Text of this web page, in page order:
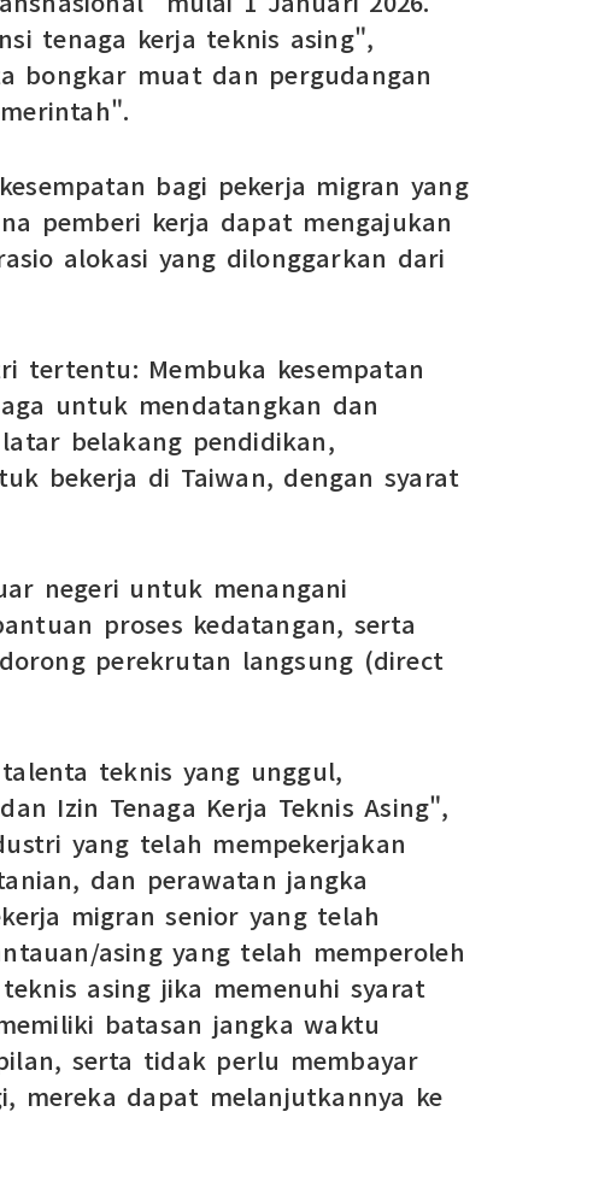
tenaga kerja teknis asing",
bongkar muat dan pergudangan
bagi pekerja migran yang
pemberi kerja dapat mengajukan
alokasi yang dilonggarkan dari
tertentu: Membuka kesempatan
untuk mendatangkan dan
belakang pendidikan,
bekerja di Taiwan, dengan syarat
negeri untuk menangani
proses kedatangan, serta
perekrutan langsung (direct
teknis yang unggul,
Izin Tenaga Kerja Teknis Asing",
yang telah mempekerjakan
dan perawatan jangka
migran senior yang telah
asing yang telah memperoleh
asing jika memenuhi syarat
batasan jangka waktu
serta tidak perlu membayar
mereka dapat melanjutkannya ke